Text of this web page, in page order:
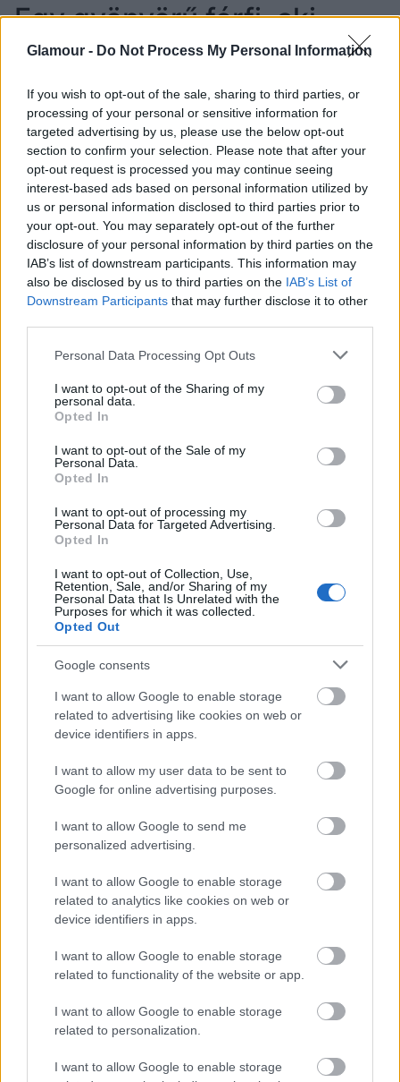
Glamour - Do Not Process My Personal Information
If you wish to opt-out of the sale, sharing to third parties, or
processing of your personal or sensitive information for
targeted advertising by us, please use the below opt-out
section to confirm your selection. Please note that after your
opt-out request is processed you may continue seeing
interest-based ads based on personal information utilized by
us or personal information disclosed to third parties prior to
your opt-out. You may separately opt-out of the further
disclosure of your personal information by third parties on the
IAB’s list of downstream participants. This information may
also be disclosed by us to third parties on the IAB’s List of
Downstream Participants that may further disclose it to other
Please note that this website/app uses one or more Google
not limited to your visit or usage behaviour. You may click to
grant or deny consent to Google and its third-party tags to
use your data for below specified purposes in below Google
consent section.
Personal Data Processing Opt Outs
I want to opt-out of the Sharing of my
personal data.
Opted In
I want to opt-out of the Sale of my
Personal Data.
Opted In
I want to opt-out of processing my
Personal Data for Targeted Advertising.
Opted In
I want to opt-out of Collection, Use,
Retention, Sale, and/or Sharing of my
Personal Data that Is Unrelated with the
Purposes for which it was collected.
Opted Out
Google consents
I want to allow Google to enable storage
related to advertising like cookies on web or
device identifiers in apps.
I want to allow my user data to be sent to
Google for online advertising purposes.
I want to allow Google to send me
personalized advertising.
I want to allow Google to enable storage
related to analytics like cookies on web or
device identifiers in apps.
I want to allow Google to enable storage
related to functionality of the website or app.
I want to allow Google to enable storage
related to personalization.
I want to allow Google to enable storage
Egy gyönyörű férfi, aki
eladta a lelkét: Dorian Gray
nyomában
Szeretném leszögezni, hogy sohasem rajongtam
igazán a klasszikus művekért. Azonban a Dorian
Gray arcképe csak úgy olvastatta magát. A benne
lévő karakterek, különösen az ifjú Dorian Gray már
az első oldalakon megmozgatott bennem valamit.
Egy belső megérzés alapján már a könyv első tíz
oldala alatt azt sugallta, hogy megéri végig
olvasnom Oscar Wilde méltán híres művét.
Úgy éreztem, hogy a sejtelmes, baljós történet akár
rólam is szólhatna. Merészebbet mondok: akár rólad
is! Közhelyek és unalmas sorok helyett váratlan
élethelyzeteket és a hiúság bűnös témáját
feszegeti.
A sorok között olvasva ráébredünk, hogy valójában
mindannyian Dorian Gray-ek vagyunk legbelül. Akár
aki szinte nincs is tisztában külső adottságaival.
A róla készült festmény fájóan élethű, ő pedig a
képet nézegetve eszmél csak rá igazán, hogy az
arca nem maradhat örökké ilyen csodálatos. Basil, a
festő próbálja megnyugtatni a hiú Doriant és egy
nagy igazságot súg a fülébe:
"Van, ami a múlandóság miatt értékes
Az ifjú meg sem akarja hallgatni ezeket a szavakat,
elméjében száz meg száz furcsa, pokoli gondolat
helyezhetném a lelkemet." Innentől pedig szinte
felgyorsulnak az események és váratlan
fordulatokkal találja szemben magát Dorian is,
illetve a kedves olvasó is.
Azonban belevetve magát a romlott társadalom
mindennapjaiba, a bordélyházak vöröslő kéjébe és a
pillanatnyi örömök tengerébe, könnyen rájön arra,
mindent kipróbál és igyekszik eleget tenni egy
tanácsnak, miszerint az embernek égnie kell, mindig
Hiszen nem bánjuk meg azt, ami jó.
diem érzet vegyül a történet minden egyes kis